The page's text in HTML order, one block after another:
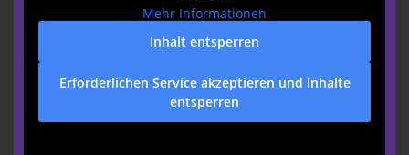
Mehr Informationen
Inhalt entsperren
Erforderlichen Service akzeptieren und Inhalte
entsperren